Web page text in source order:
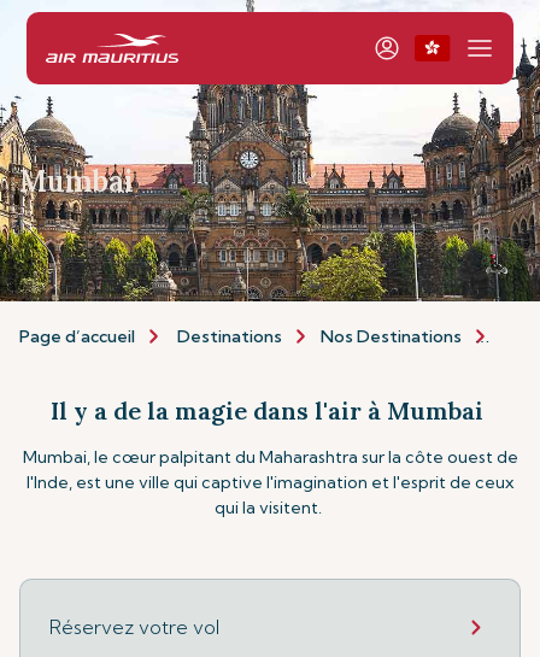
Mumbai
Page d’accueil Destinations Nos Destinations
Il y a de la magie dans l'air à Mumbai
Mumbai, le cœur palpitant du Maharashtra sur la côte ouest de
l'Inde, est une ville qui captive l'imagination et l'esprit de ceux
qui la visitent.
Réservez votre vol